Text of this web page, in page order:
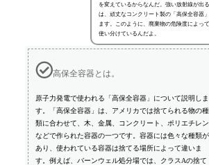
を変えているからなんだ。強い放射線が出
は、頑丈なコンクリート製の「高保全容器
ます。このように、廃棄物の危険度によっ
使い分けているんだよ。
高保全容器とは。
原子力発電で使われる「高保全容器」について説明しま
す。「高保全容器」は、アメリカでは捨てられる物の種
類に合わせて、木、金属、コンクリート、ポリエチレン
などで作られた容器の一つです。容器には色々な種類が
あり、使われている容器は捨てる場所によって違いま
す。例えば、バーンウェル処分場では、クラスAの捨て